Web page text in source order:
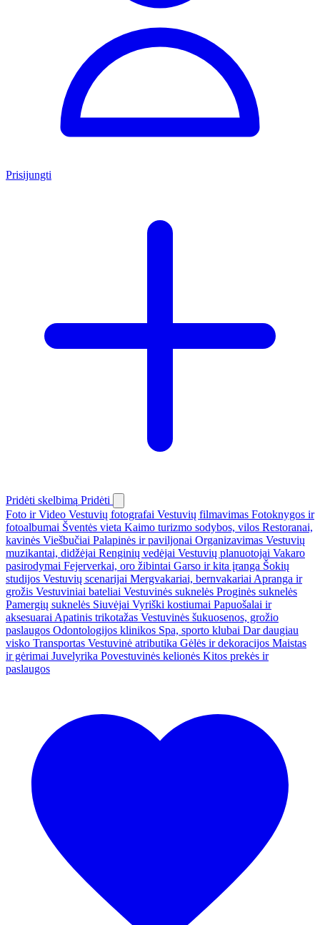
Prisijungti
Pridėti skelbimą Pridėti
Foto ir Video Vestuvių fotografai Vestuvių filmavimas Fotoknygos ir
fotoalbumai Šventės vieta Kaimo turizmo sodybos, vilos Restoranai,
kavinės Viešbučiai Palapinės ir paviljonai Organizavimas Vestuvių
muzikantai, didžėjai Renginių vedėjai Vestuvių planuotojai Vakaro
pasirodymai Fejerverkai, oro žibintai Garso ir kita įranga Šokių
studijos Vestuvių scenarijai Mergvakariai, bernvakariai Apranga ir
grožis Vestuviniai bateliai Vestuvinės suknelės Proginės suknelės
Pamergių suknelės Siuvėjai Vyriški kostiumai Papuošalai ir
aksesuarai Apatinis trikotažas Vestuvinės šukuosenos, grožio
paslaugos Odontologijos klinikos Spa, sporto klubai Dar daugiau
visko Transportas Vestuvinė atributika Gėlės ir dekoracijos Maistas
ir gėrimai Juvelyrika Povestuvinės kelionės Kitos prekės ir
paslaugos